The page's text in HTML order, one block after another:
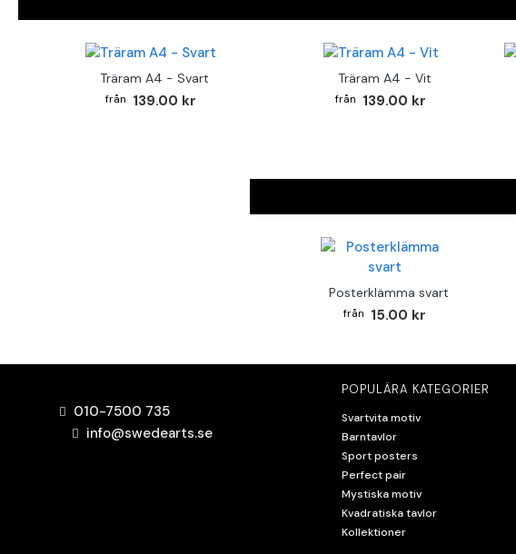
Träram A4 - Svart
139.00 kr
Träram A4 - Vit
139.00 kr
Posterklämma svart
15.00 kr
010-7500 735
info@swedearts.se
POPULÄRA KATEGORIER
Svartvita motiv
Barntavlor
Sport posters
Perfect pair
Mystiska motiv
Kvadratiska tavlor
Kollektioner